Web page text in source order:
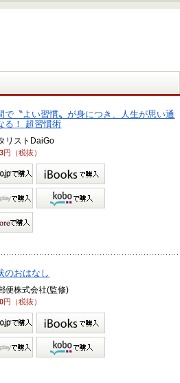
で〝よい習慣〟が身につき、人生が思い通
る！ 超習慣術
リストDaiGo
円（税抜）
のおはなし
便株式会社(監修)
円（税抜）